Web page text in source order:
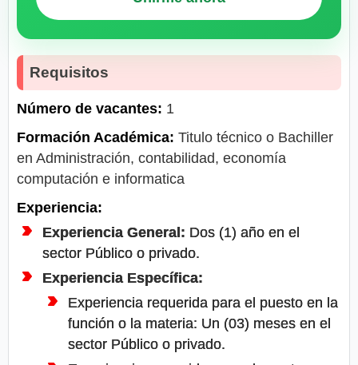
Requisitos
Número de vacantes: 1
Formación Académica: Titulo técnico o Bachiller
en Administración, contabilidad, economía
computación e informatica
Experiencia:
Experiencia General: Dos (1) año en el
sector Público o privado.
Experiencia Específica:
Experiencia requerida para el puesto en la
función o la materia: Un (03) meses en el
sector Público o privado.